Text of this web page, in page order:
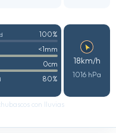
100%
<1mm
0cm
80%
18km/h
1016 hPa
con lluvias